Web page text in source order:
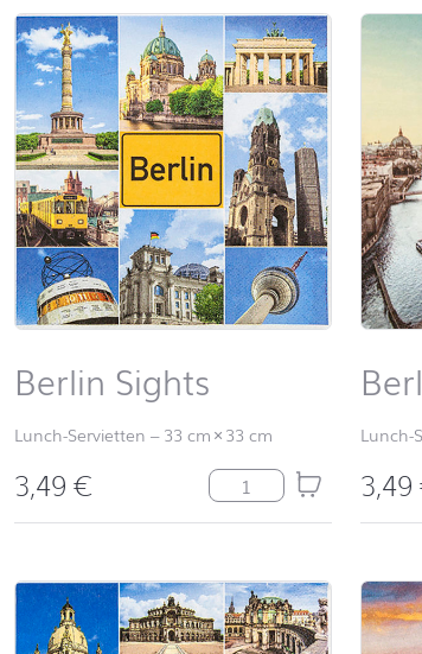
Berlin Sights
Lunch-Servietten –33 cm×33 cm
3,49€ Berlin Sights Menge
Lunch-
3,49